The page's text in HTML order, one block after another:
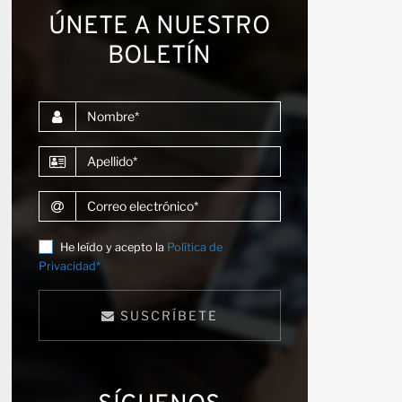
ÚNETE A NUESTRO
BOLETÍN
Nombre
Apellido
Correo electrónico
He leído y acepto la Política de
Privacidad*
SUSCRÍBETE